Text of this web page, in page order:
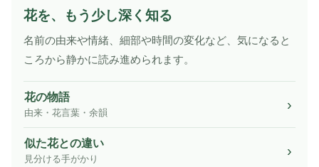
花を、もう少し深く知る
名前の由来や情緒、細部や時間の変化など、気になると
ころから静かに読み進められます。
花の物語
由来・花言葉・余韻
似た花との違い
見分ける手がかり